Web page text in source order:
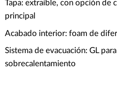
Tapa: extraíble, con opción de
principal
Acabado interior: foam de
Sistema de evacuación: GL
sobrecalentamiento